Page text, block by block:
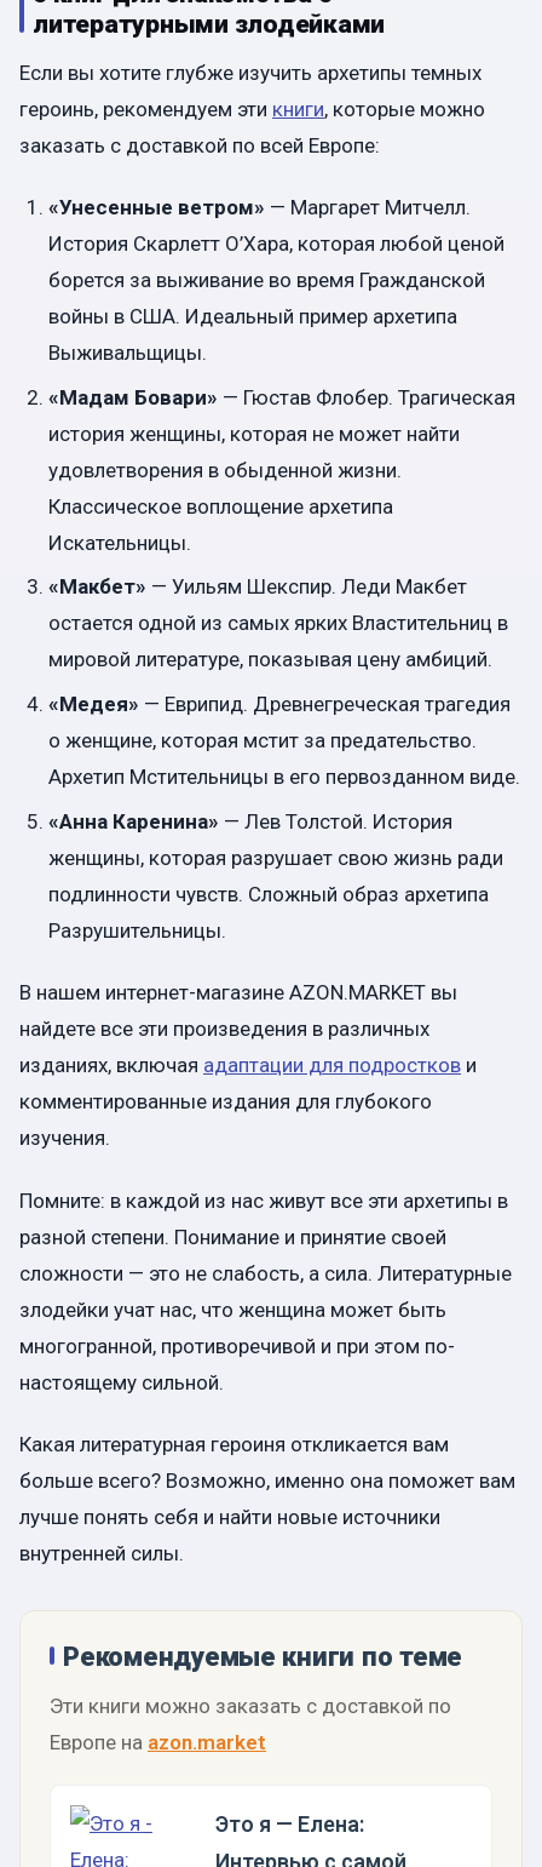
литературными злодейками
Если вы хотите глубже изучить архетипы темных
героинь, рекомендуем эти книги, которые можно
заказать с доставкой по всей Европе:
«Унесенные ветром» — Маргарет Митчелл.
История Скарлетт О’Хара, которая любой ценой
борется за выживание во время Гражданской
войны в США. Идеальный пример архетипа
Выживальщицы.
«Мадам Бовари» — Гюстав Флобер. Трагическая
история женщины, которая не может найти
удовлетворения в обыденной жизни.
Классическое воплощение архетипа
Искательницы.
«Макбет» — Уильям Шекспир. Леди Макбет
остается одной из самых ярких Властительниц в
мировой литературе, показывая цену амбиций.
«Медея» — Еврипид. Древнегреческая трагедия
о женщине, которая мстит за предательство.
Архетип Мстительницы в его первозданном виде.
«Анна Каренина» — Лев Толстой. История
женщины, которая разрушает свою жизнь ради
подлинности чувств. Сложный образ архетипа
Разрушительницы.
В нашем интернет-магазине AZON.MARKET вы
найдете все эти произведения в различных
изданиях, включая адаптации для подростков и
комментированные издания для глубокого
изучения.
Помните: в каждой из нас живут все эти архетипы в
разной степени. Понимание и принятие своей
сложности — это не слабость, а сила. Литературные
злодейки учат нас, что женщина может быть
многогранной, противоречивой и при этом по-
настоящему сильной.
Какая литературная героиня откликается вам
больше всего? Возможно, именно она поможет вам
лучше понять себя и найти новые источники
внутренней силы.
Рекомендуемые книги по теме
Эти книги можно заказать с доставкой по
Европе на azon.market
Это я — Елена:
Интервью с самой